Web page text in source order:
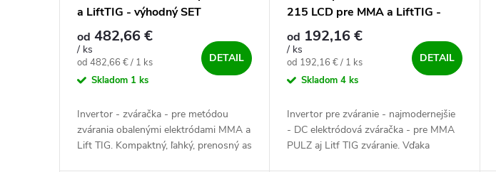
a LiftTIG - výhodný SET
od 482,66 €
/ ks
Jednotková cena:
od 482,66 € / 1 ks
Skladom 1 ks
DETAIL
Invertor - zváračka - pre metódou
zvárania obalenými elektródami MMA a
Lift TIG. Kompaktný, ľahký, prenosný as
215 LCD pre MMA a LiftTIG -
výhodný SET
od 192,16 €
/ ks
Jednotková cena:
od 192,16 € / 1 ks
Skladom4 ks
DETAIL
Invertor pre zváranie - najmodernejšie
- DC elektródová zváračka - pre MMA
PULZ aj Litf TIG zváranie. Vďaka